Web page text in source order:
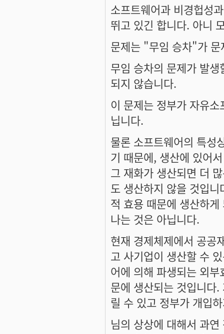
소프트웨어과 비경헙성
뛰고 있긴 합니다. 아니
문제는 "무임 승차"가 문
무임 승차의 문제가 발
되지 않습니다.
이 문제는 정부가 자유
닙니다.
물론 소프트웨어의 특성
기 때문에, 생산에 있어
그 재화가 생산되면 더
도 생산하지 않을 것입
적 효용 때문에 생산하
나는 것은 아닙니다.
현재 경제체제에서 공공
고 사기업이 생산할 수
어에 의해 파생되는 외
문에 생산되는 것입니다
릴 수 있고 정부가 개입
님의 상상에 대해서 과